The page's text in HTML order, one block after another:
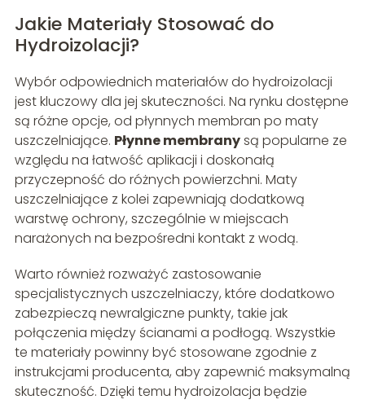
Jakie Materiały Stosować do
Hydroizolacji?
Wybór odpowiednich materiałów do hydroizolacji
jest kluczowy dla jej skuteczności. Na rynku dostępne
są różne opcje, od płynnych membran po maty
uszczelniające. Płynne membranysą popularne ze
względu na łatwość aplikacji i doskonałą
przyczepność do różnych powierzchni. Maty
uszczelniające z kolei zapewniają dodatkową
warstwę ochrony, szczególnie w miejscach
narażonych na bezpośredni kontakt z wodą.
Warto również rozważyć zastosowanie
specjalistycznych uszczelniaczy, które dodatkowo
zabezpieczą newralgiczne punkty, takie jak
połączenia między ścianami a podłogą. Wszystkie
te materiały powinny być stosowane zgodnie z
instrukcjami producenta, aby zapewnić maksymalną
skuteczność. Dzięki temu hydroizolacja będzie